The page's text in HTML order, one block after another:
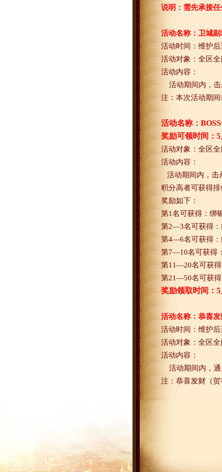
说明：需先承接
活动名称：卫城
活动时间： 维护后
活动对象：全区全
活动内容：
活动期间内，
注：本次活动期
活动名称： BOSS
奖励可领时间： 5
活动对象： 全区全
活动内容：
活动期间内，击
积分高者可获得
奖励如下：
第1名可获得：绑
第2—3名可获得
第4—6名可获得
第7—10名可获得
第11—20名可获
第21—50名可获
奖励领取时间： 5
活动名称：恭喜
活动时间： 维护后
活动对象：全区全
活动内容：
活动期间内，
注：恭喜发财（